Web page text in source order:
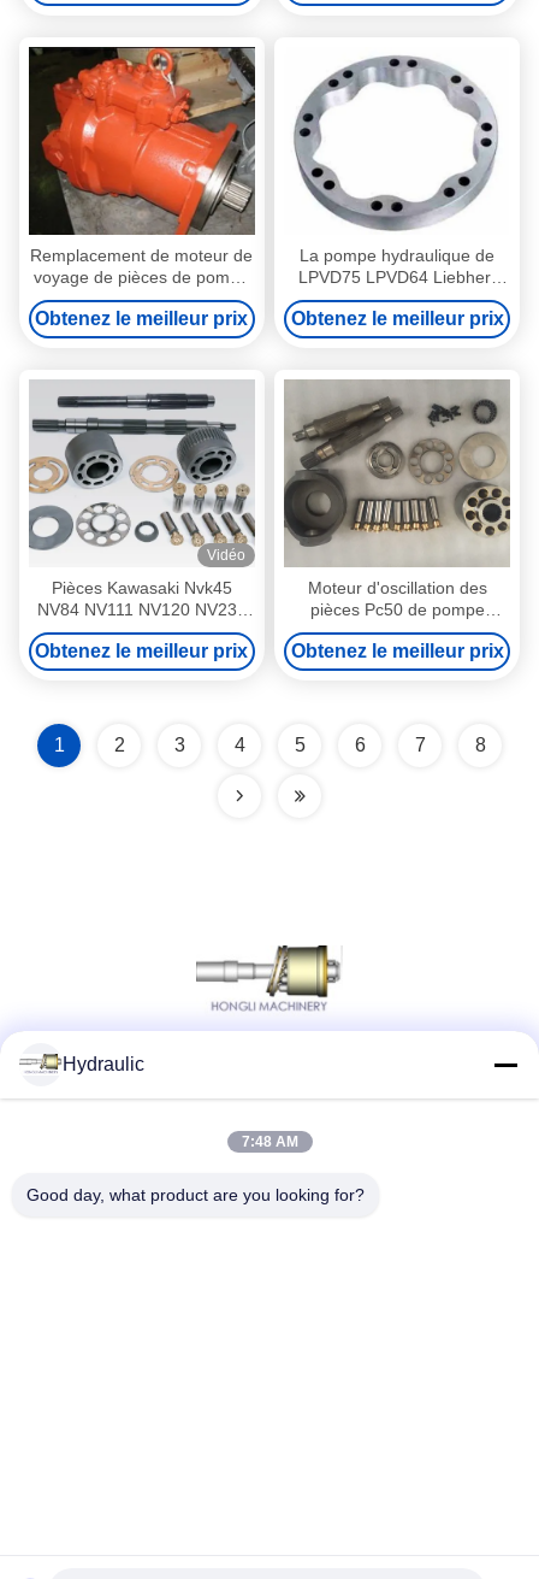
Remplacement de moteur de
voyage de pièces de pompe
hydraulique d'excavatrice de
Hmgc32 Ex200-1 Hitachi
Obtenez le meilleur prix
La pompe hydraulique de
LPVD75 LPVD64 Liebherr
partie/la réparation de
moteur pompe hydraulique
Obtenez le meilleur prix
Vidéo
Pièces Kawasaki Nvk45
NV84 NV111 NV120 NV237
de pompe pièce de pompe
hydraulique
d'excavatrice/hydraulique
Obtenez le meilleur prix
Moteur d'oscillation des
pièces Pc50 de pompe
d'excavatrice de pièces de
pompe à piston
HPV160/Liebherr
Obtenez le meilleur prix
1 2 3 4 5 6 7 8
Contact rapide
Hydraulic
7:48 AM
Good day, what product are you looking for?